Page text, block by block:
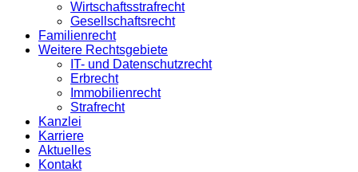
Wirtschaftsstrafrecht
Gesellschaftsrecht
Familienrecht
Weitere Rechtsgebiete
IT- und Datenschutzrecht
Erbrecht
Immobilienrecht
Strafrecht
Kanzlei
Karriere
Aktuelles
Kontakt